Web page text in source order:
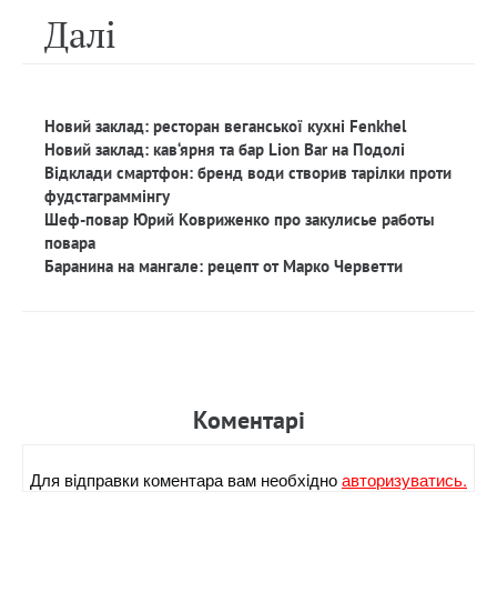
Далi
Новий заклад: ресторан веганської кухні Fenkhel
Новий заклад: кав‘ярня та бар Lion Bar на Подолі
Відклади смартфон: бренд води створив тарілки проти
фудстаграммінгу
Шеф-повар Юрий Ковриженко про закулисье работы
повара
Баранина на мангале: рецепт от Марко Черветти
Коментарi
Для вiдправки коментара вам необхiдноавторизуватись.